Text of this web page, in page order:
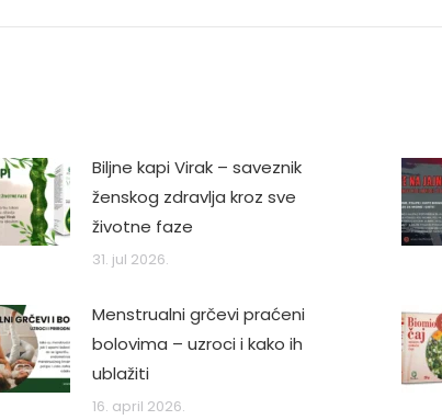
Biljne kapi Virak – saveznik
ženskog zdravlja kroz sve
životne faze
31. jul 2026.
Menstrualni grčevi praćeni
bolovima – uzroci i kako ih
ublažiti
16. april 2026.